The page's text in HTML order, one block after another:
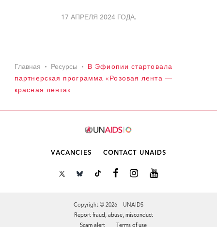
17 АПРЕЛЯ 2024 ГОДА.
Главная Ресурсы
В Эфиопии стартовала
партнерская программа «Розовая лента —
красная лента»
VACANCIES CONTACT UNAIDS
Copyright © 2026 UNAIDS
Report fraud, abuse, misconduct
Scam alert
Terms of use